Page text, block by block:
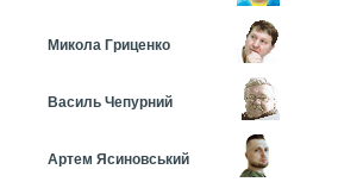
Микола Гриценко
Василь Чепурний
Артем Ясиновський